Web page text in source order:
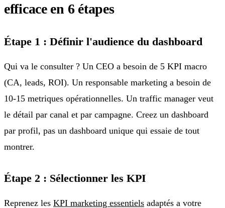
efficace en 6 étapes
Étape 1 : Définir l'audience du dashboard
Qui va le consulter ? Un CEO a besoin de 5 KPI macro
(CA, leads, ROI). Un responsable marketing a besoin de
10-15 metriques opérationnelles. Un traffic manager veut
le détail par canal et par campagne. Creez un dashboard
par profil, pas un dashboard unique qui essaie de tout
montrer.
Étape 2 : Sélectionner les KPI
Reprenez les KPI marketing essentiels adaptés a votre